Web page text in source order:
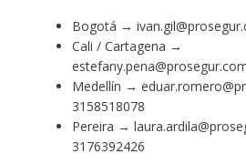
Bogotá →
Cali / Cartagena →
Medellín →
3158518078
Pereira →
3176392426